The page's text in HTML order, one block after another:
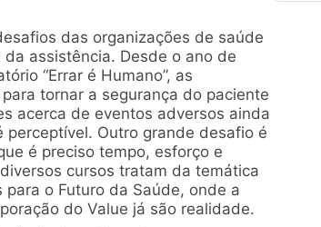
das organizações de saúde
assistência. Desde o ano de
“Errar é Humano”, as
tornar a segurança do paciente
acerca de eventos adversos ainda
perceptível. Outro grande desafio é
é preciso tempo, esforço e
cursos tratam da temática
o Futuro da Saúde, onde a
do Value já são realidade.